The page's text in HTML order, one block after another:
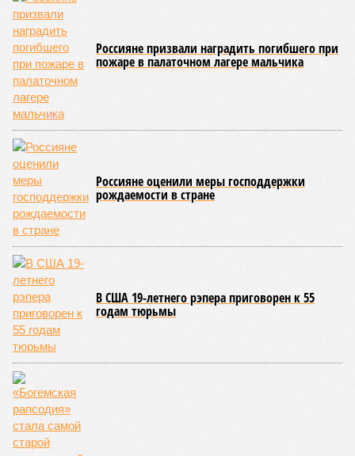
Россияне призвали наградить погибшего при
пожаре в палаточном лагере мальчика
Россияне оценили меры господдержки
рождаемости в стране
В США 19-летнего рэпера приговорен к 55
годам тюрьмы